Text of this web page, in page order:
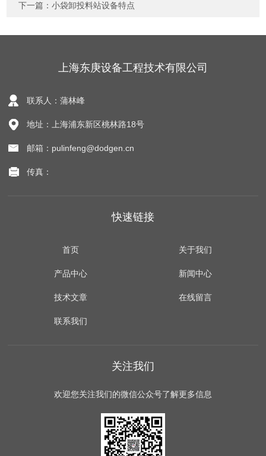
下一篇：小袋卸投料站设备特点
上海东庚设备工程技术有限公司
联系人：蒲林峰
地址：上海浦东新区桃林路18号
邮箱：pulinfeng@dodgen.cn
传真：
快速链接
首页 关于我们
产品中心 新闻中心
技术文章 在线留言
联系我们
关注我们
欢迎您关注我们的微信公众号了解更多信息